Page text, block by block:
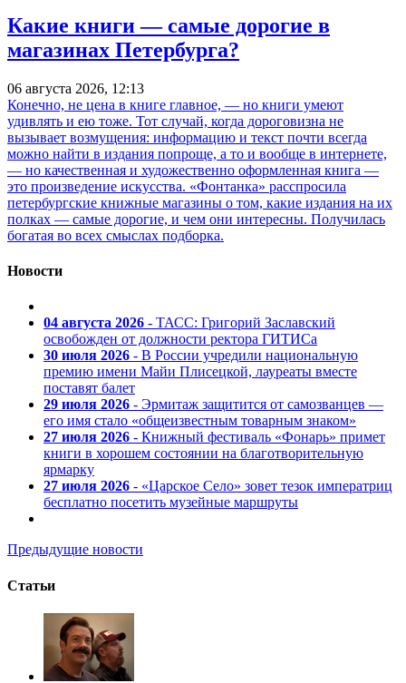
Какие книги — самые дорогие в
магазинах Петербурга?
06 августа 2026, 12:13
Конечно, не цена в книге главное, — но книги умеют
удивлять и ею тоже. Тот случай, когда дороговизна не
вызывает возмущения: информацию и текст почти всегда
можно найти в издания попроще, а то и вообще в интернете,
— но качественная и художественно оформленная книга —
это произведение искусства. «Фонтанка» расспросила
петербургские книжные магазины о том, какие издания на их
полках — самые дорогие, и чем они интересны. Получилась
богатая во всех смыслах подборка.
Новости
04 августа 2026 - ТАСС: Григорий Заславский
освобожден от должности ректора ГИТИСа
30 июля 2026 - В России учредили национальную
премию имени Майи Плисецкой, лауреаты вместе
поставят балет
29 июля 2026 - Эрмитаж защитится от самозванцев —
его имя стало «общеизвестным товарным знаком»
27 июля 2026 - Книжный фестиваль «Фонарь» примет
книги в хорошем состоянии на благотворительную
ярмарку
27 июля 2026 - «Царское Село» зовет тезок императриц
бесплатно посетить музейные маршруты
Предыдущие новости
Статьи